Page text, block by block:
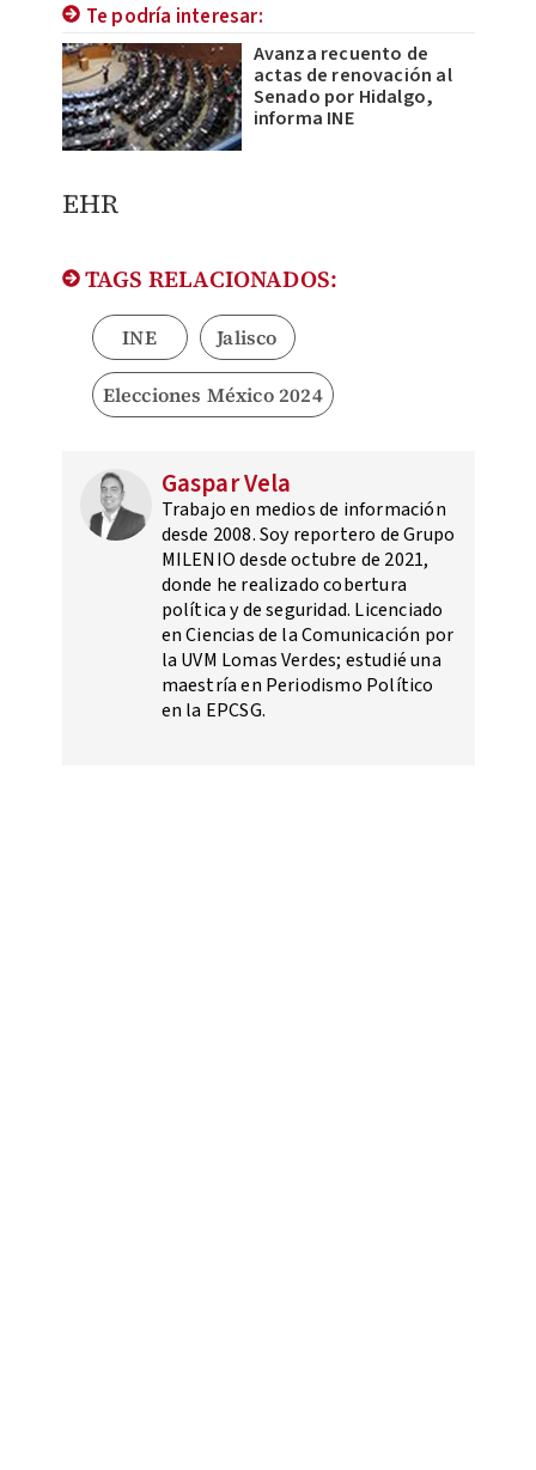
Te podría interesar:
Avanza recuento de
actas de renovación al
Senado por Hidalgo,
informa INE
EHR
TAGS RELACIONADOS:
INE Jalisco
Elecciones México 2024
Gaspar Vela
Trabajo en medios de información
desde 2008. Soy reportero de Grupo
MILENIO desde octubre de 2021,
donde he realizado cobertura
política y de seguridad. Licenciado
en Ciencias de la Comunicación por
la UVM Lomas Verdes; estudié una
maestría en Periodismo Político
en la EPCSG.